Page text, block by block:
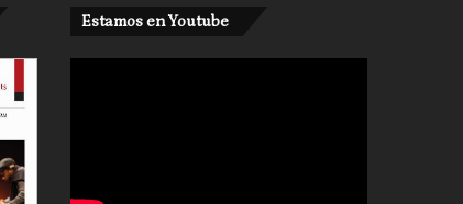
Estamos en Youtube